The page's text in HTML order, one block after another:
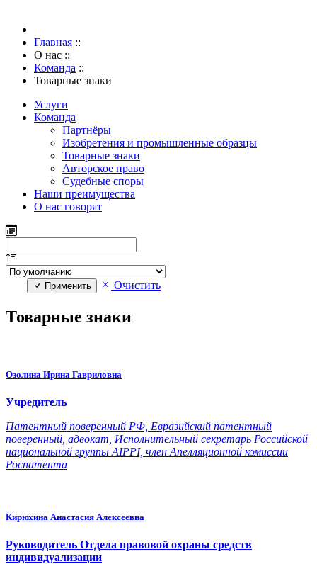
Главная ::
О нас ::
Команда ::
Товарные знаки
Услуги
Команда
Партнёры
Изобретения и промышленные образцы
Товарные знаки
Авторское право
Судебные споры
Наши преимущества
О нас говорят
Применить Очистить
Товарные знаки
Озолина Ирина Гавриловна
Учредитель
Патентный поверенный РФ, Евразийский патентный
поверенный, адвокат, Исполнительный секретарь Российской
национальной группы AIPPI, член Апелляционной комиссии
Роспатента
Кирюхина Анастасия Алексеевна
Руководитель Отдела правовой охраны средств
индивидуализации